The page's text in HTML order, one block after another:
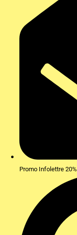
Promo Infolettre 20%